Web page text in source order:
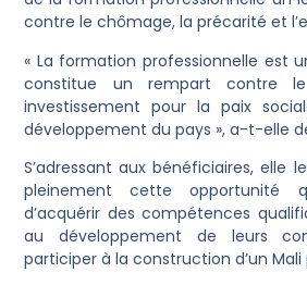
contre le chômage, la précarité et
« La formation professionnelle est
constitue un rempart contre
investissement pour la paix
développement du pays », a-t-elle
S’adressant aux bénéficiaires, elle
pleinement cette opportunité
d’acquérir des compétences
au développement de leurs
participer à la construction d’un Mali